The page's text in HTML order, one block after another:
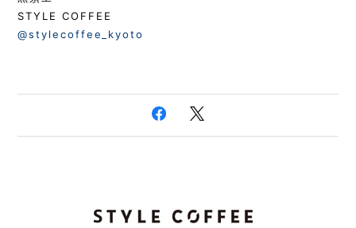
STYLE COFFEE
@stylecoffee_kyoto